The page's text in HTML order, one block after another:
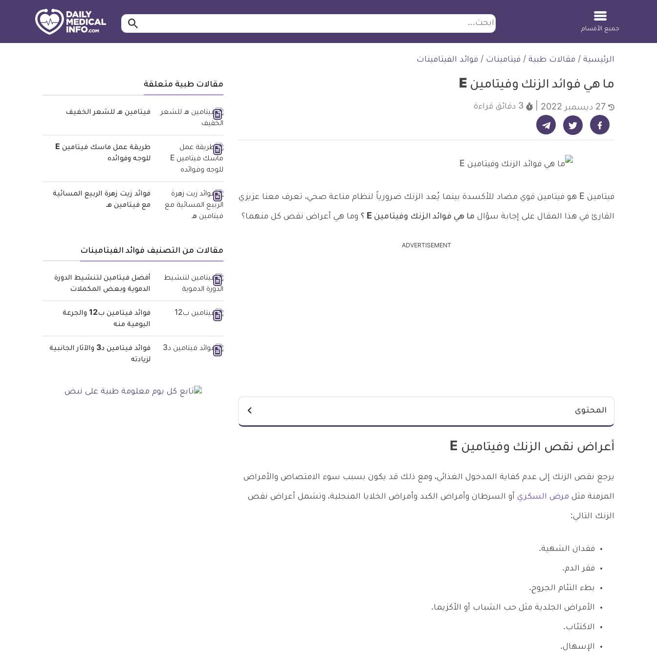
ابحث ابحث…
جميع الأقسام
الرئيسية / مقالات طبية / فيتامينات / فوائد الفيتامينات
ما هي فوائد الزنك وفيتامين E
3 دقائق قراءة
شارك على فيسبوك - ديلي ميديكال انفو شارك على تويتر - ديلي ميديكال انفو شارك على تيليجرام - ديلي ميديكال انفو
فيتامين E هو فيتامين قوي مضاد للأكسدة بينما يُعد الزنك ضرورياً لنظام مناعة صحي، تعرف معنا عزيزي
القارئ في هذا المقال على إجابة سؤال ما هي فوائد الزنك وفيتامين E ؟ وما هي أعراض نقص كل منهما؟
ADVERTISEMENT
المحتوى
أعراض نقص الزنك وفيتامين E
يرجع نقص الزنك إلى عدم كفاية المدخول الغذائي، ومع ذلك قد يكون بسبب سوء الامتصاص والأمراض
المزمنة مثل مرض السكري أو السرطان وأمراض الكبد وأمراض الخلايا المنجلية، وتشمل أعراض نقص
الزنك التالي:
فقدان الشهية.
فقر الدم.
بطء التئام الجروح.
الأمراض الجلدية مثل حب الشباب أو الأكزيما.
الاكتئاب.
الإسهال.
مقالات طبية متعلقة
فيتامين هـ للشعر الخفيف
طريقة عمل ماسك فيتامين E
للوجه وفوائده
فوائد زيت زهرة الربيع المسائية
مع فيتامين هـ
مقالات من التصنيف فوائد الفيتامينات
أفضل فيتامين لتنشيط الدورة
الدموية وبعض المكملات
فوائد فيتامين ب12 والجرعة
اليومية منه
فوائد فيتامين د3 والآثار الجانبية
لزيادته